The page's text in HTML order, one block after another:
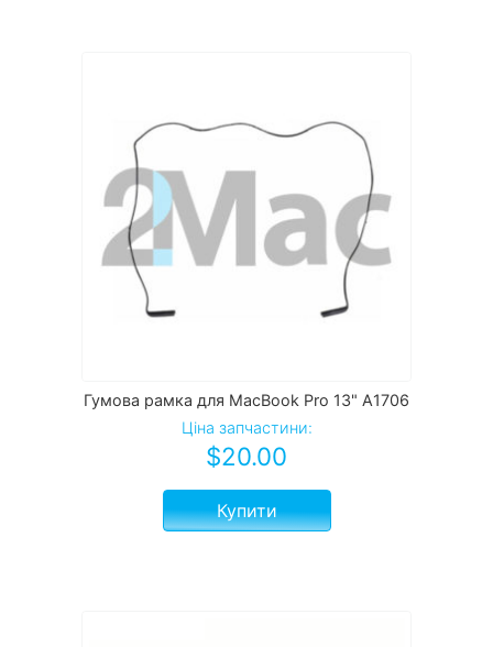
Гумова рамка для MacBook Pro 13" A1706
Ціна запчастини:
$20.00
Купити